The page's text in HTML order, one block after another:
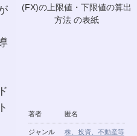
著者 匿名
ジャンル 株、投資、不動産等